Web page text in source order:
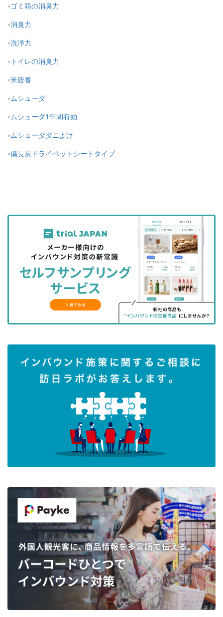
ゴミ箱の消臭力
消臭力
洗浄力
トイレの消臭力
米唐番
ムシューダ
ムシューダ1年間有効
ムシューダダニよけ
備長炭ドライペットシートタイプ